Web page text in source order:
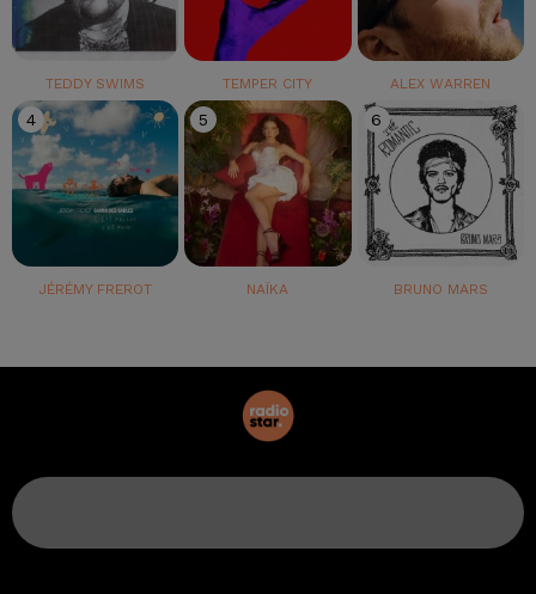
TEDDY SWIMS TEMPER CITY ALEX WARREN
4
JÉRÉMY FREROT
5
NAÏKA
6
BRUNO MARS